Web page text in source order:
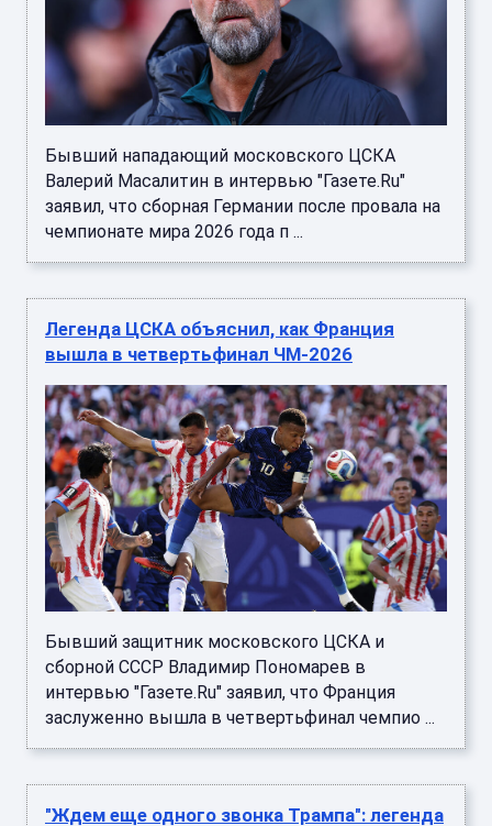
Бывший нападающий московского ЦСКА
Валерий Масалитин в интервью "Газете.Ru"
заявил, что сборная Германии после провала на
чемпионате мира 2026 года п ...
Легенда ЦСКА объяснил, как Франция
вышла в четвертьфинал ЧМ-2026
Бывший защитник московского ЦСКА и
сборной СССР Владимир Пономарев в
интервью "Газете.Ru" заявил, что Франция
заслуженно вышла в четвертьфинал чемпио ...
"Ждем еще одного звонка Трампа": легенда